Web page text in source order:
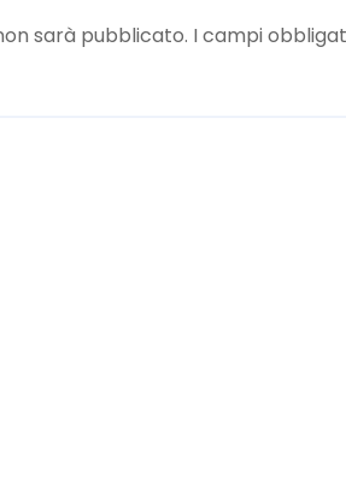
sarà pubblicato. I campi